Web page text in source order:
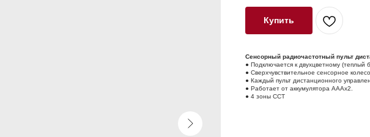
Купить
Сенсорный радиочастотный пульт
● Подключается к двухцветному
● Сверхчувствительное сенсорное
● Каждый пульт дистанционного
● Работает от аккумулятора AAAx2.
● 4 зоны CCT